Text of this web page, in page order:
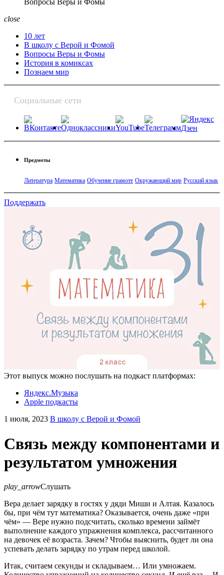
Вопросы Веры и Фомы
close
10 лет
В школу с Верой и Фомой
Вопросы Веры и Фомы
История в комиксах
Познаем мир
Социальные сети
Предметы
Литература Математика Обучение грамоте Окружающий мир Русский язык
Поддержать
Этот выпуск можно послушать на подкаст платформах:
Яндекс.Музыка
Apple подкасты
1 июля, 2023 В школу с Верой и Фомой
Связь между компонентами и
результатом умножения
play_arrowСлушать
Вера делает зарядку в гостях у дяди Миши и Алтая. Казалось
бы, при чём тут математика? Оказывается, очень даже «при
чём» — Вере нужно подсчитать, сколько времени займёт
выполнение каждого упражнения комплекса, рассчитанного
на девочек её возраста. Зачем? Чтобы выяснить, будет ли она
успевать делать зарядку по утрам перед школой.
Итак, считаем секунды и складываем… Или умножаем.